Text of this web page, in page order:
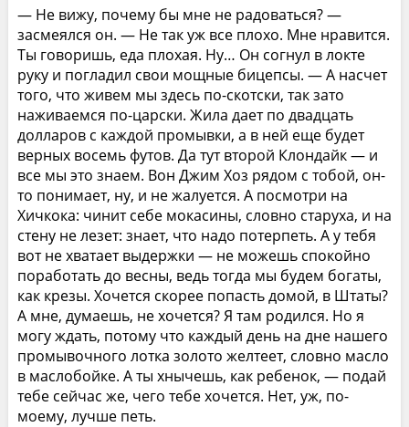
— Не вижу, почему бы мне не радоваться? —
засмеялся он. — Не так уж все плохо. Мне нравится.
Ты говоришь, еда плохая. Ну… Он согнул в локте
руку и погладил свои мощные бицепсы. — А насчет
того, что живем мы здесь по-скотски, так зато
наживаемся по-царски. Жила дает по двадцать
долларов с каждой промывки, а в ней еще будет
верных восемь футов. Да тут второй Клондайк — и
все мы это знаем. Вон Джим Хоз рядом с тобой, он-
то понимает, ну, и не жалуется. А посмотри на
Хичкока: чинит себе мокасины, словно старуха, и на
стену не лезет: знает, что надо потерпеть. А у тебя
вот не хватает выдержки — не можешь спокойно
поработать до весны, ведь тогда мы будем богаты,
как крезы. Хочется скорее попасть домой, в Штаты?
А мне, думаешь, не хочется? Я там родился. Но я
могу ждать, потому что каждый день на дне нашего
промывочного лотка золото желтеет, словно масло
в маслобойке. А ты хнычешь, как ребенок, — подай
тебе сейчас же, чего тебе хочется. Нет, уж, по-
моему, лучше петь.